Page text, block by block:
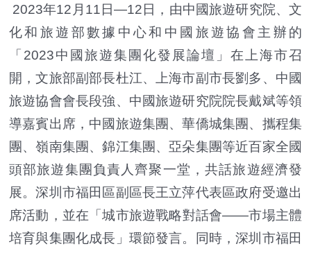
2023年12月11日—12日，由中國旅遊研究院、文
化和旅遊部數據中心和中國旅遊協會主辦的
「2023中國旅遊集團化發展論壇」在上海市召
開，文旅部副部長杜江、上海市副市長劉多、中國
旅遊協會會長段強、中國旅遊研究院院長戴斌等領
導嘉賓出席，中國旅遊集團、華僑城集團、攜程集
團、嶺南集團、錦江集團、亞朵集團等近百家全國
頭部旅遊集團負責人齊聚一堂，共話旅遊經濟發
展。深圳市福田區副區長王立萍代表區政府受邀出
席活動，並在「城市旅遊戰略對話會——市場主體
培育與集團化成長」環節發言。同時，深圳市福田